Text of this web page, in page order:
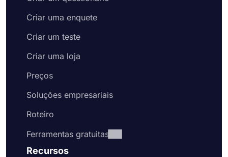
Criar uma enquete
Criar um teste
Criar uma loja
Preços
Soluções empresariais
Roteiro
Ferramentas gratuitas
Recursos